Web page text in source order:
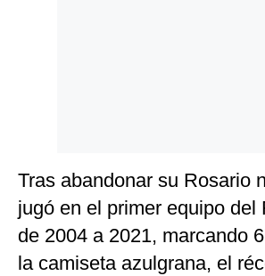
Tras abandonar su Rosario
jugó en el primer equipo del
de 2004 a 2021, marcando
la camiseta azulgrana, el